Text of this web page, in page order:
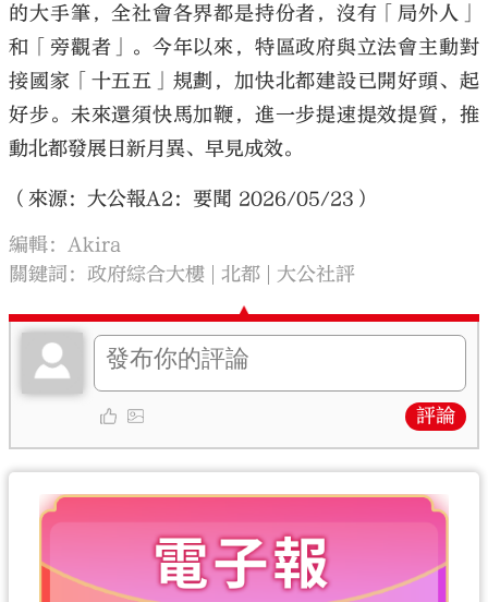
的大手筆，全社會各界都是持份者，沒有「局外人」
和「旁觀者」。今年以來，特區政府與立法會主動對
接國家「十五五」規劃，加快北都建設已開好頭、起
好步。未來還須快馬加鞭，進一步提速提效提質，推
動北都發展日新月異、早見成效。
（來源：大公報A2：要聞 2026/05/23）
編輯：Akira
關鍵詞： 政府綜合大樓 北都 大公社評
評論